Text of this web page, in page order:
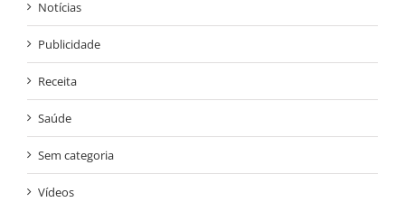
Notícias
Publicidade
Receita
Saúde
Sem categoria
Vídeos